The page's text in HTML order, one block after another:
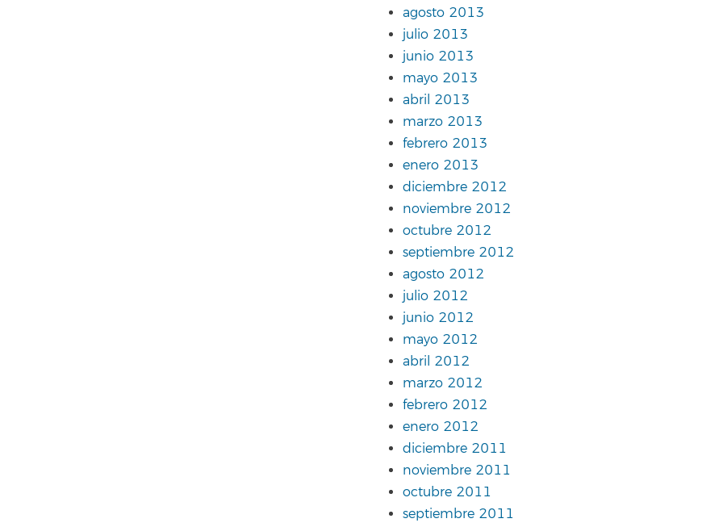
agosto 2013
julio 2013
junio 2013
mayo 2013
abril 2013
marzo 2013
febrero 2013
enero 2013
diciembre 2012
noviembre 2012
octubre 2012
septiembre 2012
agosto 2012
julio 2012
junio 2012
mayo 2012
abril 2012
marzo 2012
febrero 2012
enero 2012
diciembre 2011
noviembre 2011
octubre 2011
septiembre 2011